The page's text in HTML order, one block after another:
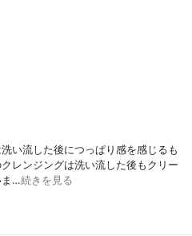
い流した後につっぱり感を感じるも
レンジングは洗い流した後もクリー
ま…続きを見る